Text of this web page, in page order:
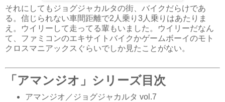
それにしてもジョグジャカルタの街、バイクだらけであ
る。信じられない車間距離で2人乗り3人乗りはあたりま
え。ウイリーして走ってる輩もいました。ウイリーだなん
て、ファミコンのエキサイトバイクかゲームボーイのモト
クロスマニアックスぐらいでしか見たことがない。
「アマンジオ」シリーズ目次
アマンジオ／ジョグジャカルタ vol.7